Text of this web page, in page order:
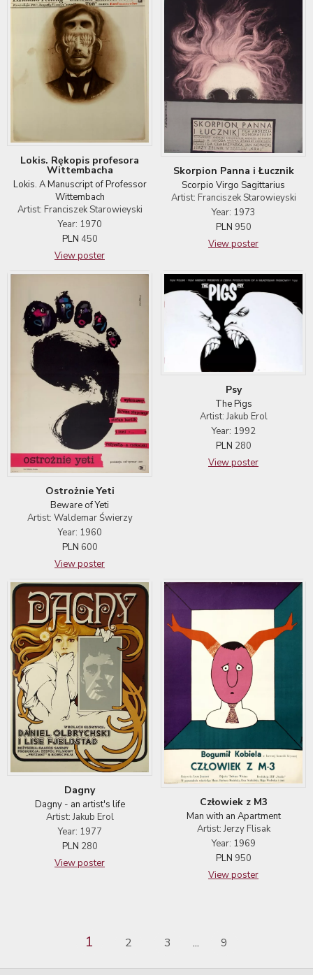
Lokis. Rękopis profesora
Wittembacha
Lokis. A Manuscript of Professor
Wittembach
Artist: Franciszek Starowieyski
Year: 1970
PLN 450
View poster
Skorpion Panna i Łucznik
Scorpio Virgo Sagittarius
Artist: Franciszek Starowieyski
Year: 1973
PLN 950
View poster
Ostrożnie Yeti
Beware of Yeti
Artist: Waldemar Świerzy
Year: 1960
PLN 600
View poster
Psy
The Pigs
Artist: Jakub Erol
Year: 1992
PLN 280
View poster
Dagny
Dagny - an artist's life
Artist: Jakub Erol
Year: 1977
PLN 280
View poster
Człowiek z M3
Man with an Apartment
Artist: Jerzy Flisak
Year: 1969
PLN 950
View poster
1 2 3 ... 9